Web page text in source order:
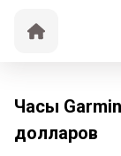
Часы
долларов